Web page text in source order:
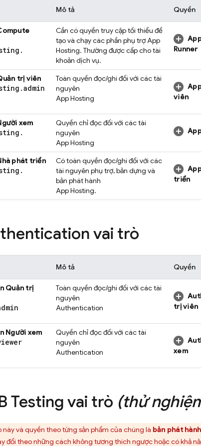
Mô tả Quyền
.
Cần có quyền truy cập tối thiểu để
tạo và chạy các phần phụ trợApp
Hosting. Thường được cấp cho tài
khoản dịch vụ.
Runner
trị viên
.admin
Toàn quyền đọc/ghi đối với các tài
nguyên
App Hosting
viên
xem
.
Quyền chỉ đọc đối với các tài
nguyên
App Hosting
phát triển
.
Có toàn quyền đọc/ghi đối với các
tài nguyên phụ trợ, bản dựng và
bản phát hành
App Hosting.
triển
vai trò
Mô tả Quyền
Quản trị
Toàn quyền đọc/ghi đối với các tài
nguyên
Authentication
trị viên
Người xem
Quyền chỉ đọc đối với các tài
nguyên
Authentication
xem
Testing vai trò (thử
và quyền theo từng sản phẩm của chúng là bản phát
đổi theo những cách không tương thích ngược hoặc có khả